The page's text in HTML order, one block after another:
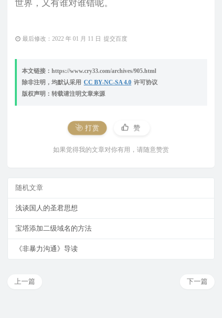
世界，又有谁对谁错呢。
最后修改：2022 年 01 月 11 日 提交百度
本文链接：https://www.cry33.com/archives/905.html
除非注明，均默认采用 CC BY-NC-SA 4.0 许可协议
版权声明：转载请注明文章来源
打赏 赞
如果觉得我的文章对你有用，请随意赞赏
随机文章
浅谈国人的圣君思想
宝塔添加二级域名的方法
《非暴力沟通》导读
下一篇
上一篇